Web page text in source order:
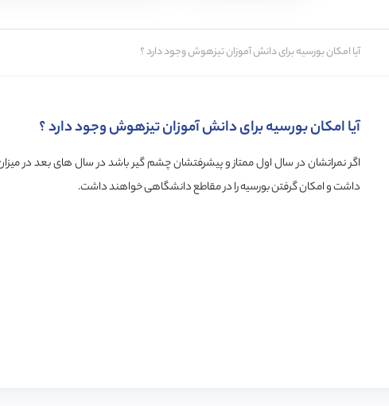
آیا امکان بورسیه برای دانش آموزان تیزهوش وجود دارد ؟
آیا امکان بورسیه برای دانش آموزان تیزهوش وجود دارد ؟
اگر نمراتشان در سال اول ممتاز و پيشرفتشان چشم گير باشد در سال های بعد در
داشت و امكان گرفتن بورسيه را در مقاطع دانشگاهی خواهند داشت.